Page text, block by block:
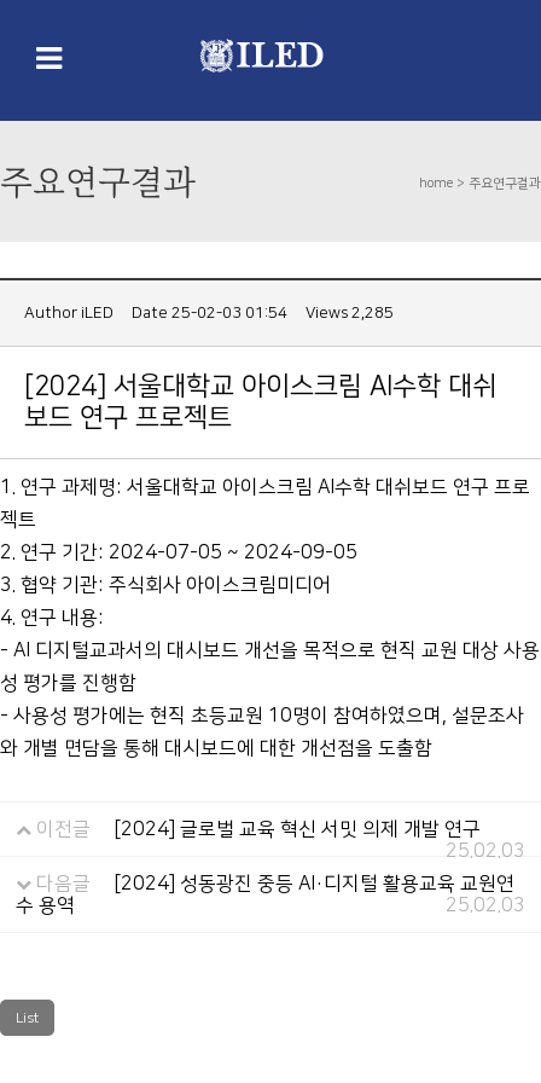
주요연구결과 home > 주요연구결과
Author iLED Date 25-02-03 01:54 Views 2,285
[2024] 서울대학교 아이스크림 AI수학 대쉬
보드 연구 프로젝트
1. 연구 과제명: 서울대학교 아이스크림 AI수학 대쉬보드 연구 프로
젝트
2. 연구 기간: 2024-07-05 ~ 2024-09-05
3. 협약 기관: 주식회사 아이스크림미디어
4. 연구 내용:
- AI 디지털교과서의 대시보드 개선을 목적으로 현직 교원 대상 사용
성 평가를 진행함
- 사용성 평가에는 현직 초등교원 10명이 참여하였으며, 설문조사
와 개별 면담을 통해 대시보드에 대한 개선점을 도출함
이전글
[2024] 글로벌 교육 혁신 서밋 의제 개발 연구
25.02.03
다음글
[2024] 성동광진 중등 AI·디지털 활용교육 교원연
수 용역
25.02.03
List